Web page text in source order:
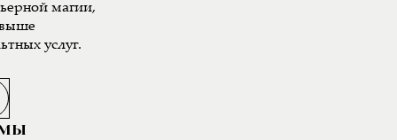
магии,
услуг.